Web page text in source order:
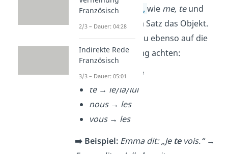
Objektpronomen,wie me, teund
nous,ersetzen
im Satz das Objekt.
Bei ihnen musst du ebenso auf die
richtige Anpassung achten:
me → le/la/lui
te → le/la/lui
nous → les
vous → les
➡️ Beispiel: Emma dit: „Je tevois.“ →
Französisch
2/3 – Dauer: 04:28
Indirekte Rede
Französisch
3/3 – Dauer: 05:01